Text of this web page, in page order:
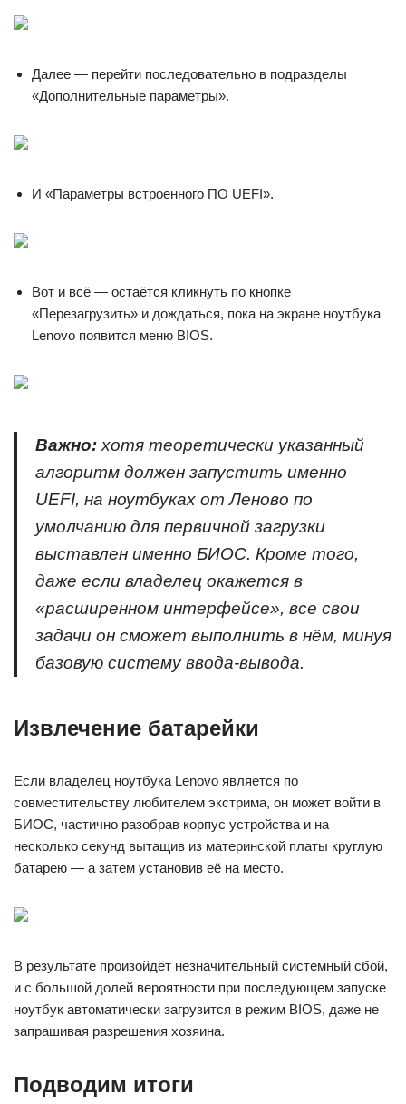
Далее — перейти последовательно в подразделы
«Дополнительные параметры».
И «Параметры встроенного ПО UEFI».
Вот и всё — остаётся кликнуть по кнопке
«Перезагрузить» и дождаться, пока на экране ноутбука
Lenovo появится меню BIOS.
Важно: хотя теоретически указанный
алгоритм должен запустить именно
UEFI, на ноутбуках от Леново по
умолчанию для первичной загрузки
выставлен именно БИОС. Кроме того,
даже если владелец окажется в
«расширенном интерфейсе», все свои
задачи он сможет выполнить в нём, минуя
базовую систему ввода-вывода.
Извлечение батарейки
Если владелец ноутбука Lenovo является по
совместительству любителем экстрима, он может войти в
БИОС, частично разобрав корпус устройства и на
несколько секунд вытащив из материнской платы круглую
батарею — а затем установив её на место.
В результате произойдёт незначительный системный сбой,
и с большой долей вероятности при последующем запуске
ноутбук автоматически загрузится в режим BIOS, даже не
запрашивая разрешения хозяина.
Подводим итоги